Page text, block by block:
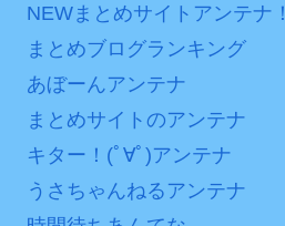
NEWまとめサイトアンテナ！
まとめブログランキング
あぼーんアンテナ
まとめサイトのアンテナ
キター！(ﾟ∀ﾟ)アンテナ
うさちゃんねるアンテナ